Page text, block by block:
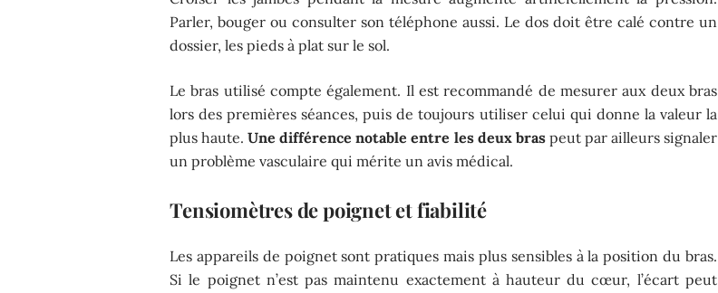
Parler, bouger ou consulter son téléphone aussi. Le dos doit être calé contre un
dossier, les pieds à plat sur le sol.
Le bras utilisé compte également. Il est recommandé de mesurer aux deux bras
lors des premières séances, puis de toujours utiliser celui qui donne la valeur la
plus haute.Une différence notable entre les deux braspeut par ailleurs signaler
un problème vasculaire qui mérite un avis médical.
Tensiomètres de poignet et fiabilité
Les appareils de poignet sont pratiques mais plus sensibles à la position du bras.
Si le poignet n’est pas maintenu exactement à hauteur du cœur, l’écart peut